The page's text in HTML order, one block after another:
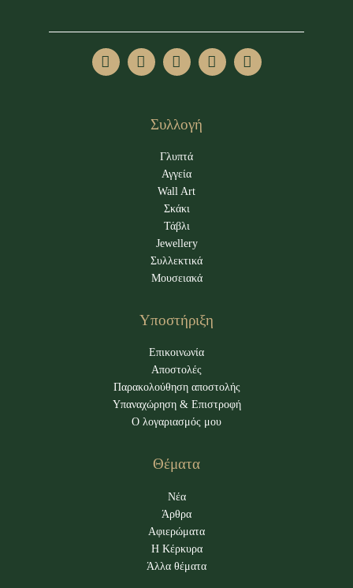
Συλλογή
Γλυπτά
Αγγεία
Wall Art
Σκάκι
Τάβλι
Jewellery
Συλλεκτικά
Μουσειακά
Υποστήριξη
Επικοινωνία
Αποστολές
Παρακολούθηση αποστολής
Υπαναχώρηση & Επιστροφή
Ο λογαριασμός μου
Θέματα
Νέα
Άρθρα
Αφιερώματα
Η Κέρκυρα
Άλλα θέματα